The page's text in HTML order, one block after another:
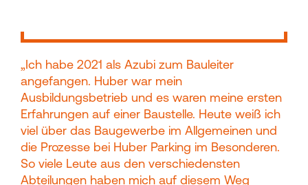
„Ich habe 2021 als Azubi zum Bauleiter
angefangen. Huber war mein
Ausbildungsbetrieb und es waren meine ersten
Erfahrungen auf einer Baustelle. Heute weiß ich
viel über das Baugewerbe im Allgemeinen und
die Prozesse bei Huber Parking im Besonderen.
So viele Leute aus den verschiedensten
Abteilungen haben mich auf diesem Weg